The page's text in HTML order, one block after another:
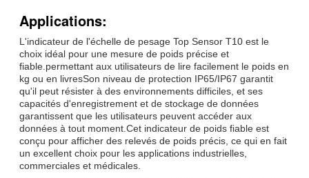
Applications:
L'indicateur de l'échelle de pesage Top Sensor T10 est le
choix idéal pour une mesure de poids précise et
fiable.permettant aux utilisateurs de lire facilement le poids en
kg ou en livresSon niveau de protection IP65/IP67 garantit
qu'il peut résister à des environnements difficiles, et ses
capacités d'enregistrement et de stockage de données
garantissent que les utilisateurs peuvent accéder aux
données à tout moment.Cet indicateur de poids fiable est
conçu pour afficher des relevés de poids précis, ce qui en fait
un excellent choix pour les applications industrielles,
commerciales et médicales.